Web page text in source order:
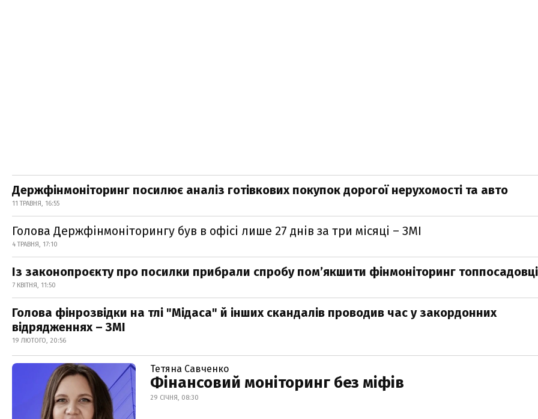
Держфінмоніторинг посилює аналіз готівкових покупок дорогої нерухомості та авто
11 ТРАВНЯ, 16:55
Голова Держфінмоніторингу був в офісі лише 27 днів за три місяці – ЗМІ
4 ТРАВНЯ, 17:10
Із законопроєкту про посилки прибрали спробу пом’якшити фінмоніторинг
7 КВІТНЯ, 11:50
Голова фінрозвідки на тлі "Мідаса" й інших скандалів проводив час у закордонних
відрядженнях – ЗМІ
19 ЛЮТОГО, 20:56
Тетяна Савченко
Фінансовий моніторинг без міфів
29 СІЧНЯ, 08:30